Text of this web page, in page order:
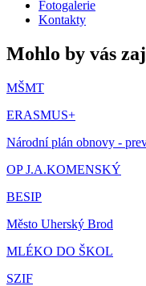
Fotogalerie
Kontakty
Mohlo by vás
MŠMT
ERASMUS+
Národní plán obnovy -
OP J.A.KOMENSKÝ
BESIP
Město Uherský Brod
MLÉKO DO ŠKOL
SZIF